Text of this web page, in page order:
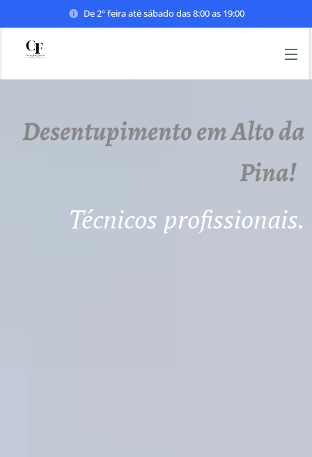
De 2º feira até sábado das 8:00 as 19:00
Desentupimento em Alto da
Pina!
Técnicos profissionais.